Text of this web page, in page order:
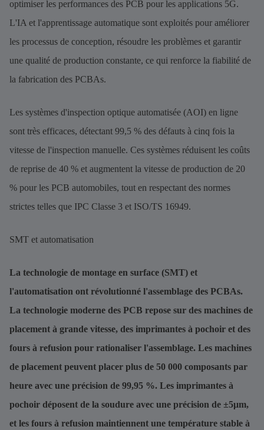
optimiser les performances des PCB pour les applications 5G.
L'IA et l'apprentissage automatique sont exploités pour améliorer
les processus de conception, résoudre les problèmes et garantir
une qualité de production constante, ce qui renforce la fiabilité de
la fabrication des PCBAs.
Les systèmes d'inspection optique automatisée (AOI) en ligne
sont très efficaces, détectant 99,5 % des défauts à cinq fois la
vitesse de l'inspection manuelle. Ces systèmes réduisent les coûts
de reprise de 40 % et augmentent la vitesse de production de 20
% pour les PCB automobiles, tout en respectant des normes
strictes telles que IPC Classe 3 et ISO/TS 16949.
SMT et automatisation
La technologie de montage en surface (SMT) et
l'automatisation ont révolutionné l'assemblage des PCBAs.
La technologie moderne des PCB repose sur des machines de
placement à grande vitesse, des imprimantes à pochoir et des
fours à refusion pour rationaliser l'assemblage. Les machines
de placement peuvent placer plus de 50 000 composants par
heure avec une précision de 99,95 %. Les imprimantes à
pochoir déposent de la soudure avec une précision de ±5μm,
et les fours à refusion maintiennent une température stable à